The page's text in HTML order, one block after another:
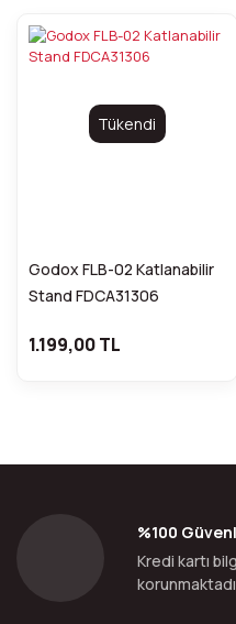
Tükendi
Godox FLB-02 Katlanabilir
Stand FDCA31306
1.199,00 TL
%100
Kredi kartı